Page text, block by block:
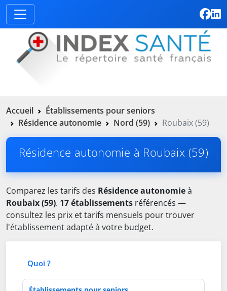
Accueil
Établissements pour seniors
Résidence autonomie
Nord (59) Roubaix (59)
Résidence autonomie à Roubaix (59)
Comparez les tarifs des Résidence autonomieà
Roubaix (59). 17 établissements référencés —
consultez les prix et tarifs mensuels pour trouver
l'établissement adapté à votre budget.
Quoi ?
Type d'établissement